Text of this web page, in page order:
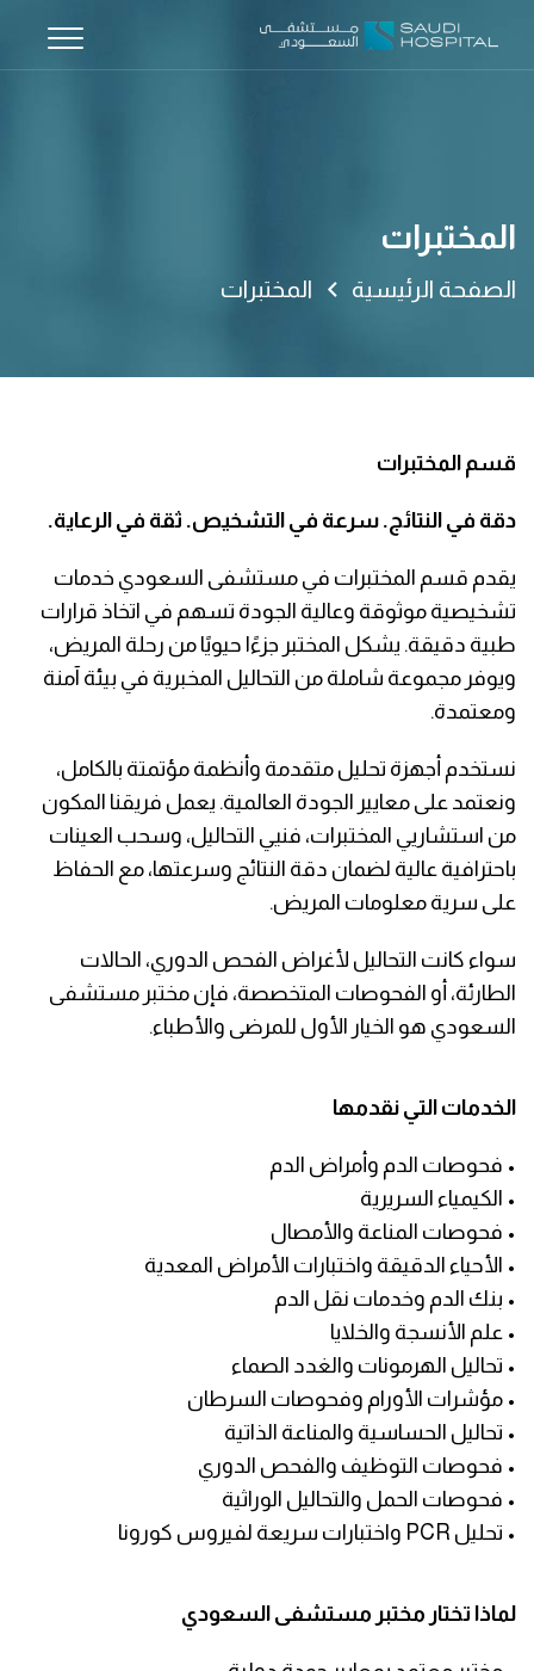
المختبرات
الصفحة الرئيسية المختبرات
قسم المختبرات
دقة في النتائج. سرعة في التشخيص. ثقة في الرعاية.
يقدم قسم المختبرات في مستشفى السعودي خدمات
تشخيصية موثوقة وعالية الجودة تسهم في اتخاذ قرارات
طبية دقيقة. يشكل المختبر جزءًا حيويًا من رحلة المريض،
ويوفر مجموعة شاملة من التحاليل المخبرية في بيئة آمنة
ومعتمدة.
نستخدم أجهزة تحليل متقدمة وأنظمة مؤتمتة بالكامل،
ونعتمد على معايير الجودة العالمية. يعمل فريقنا المكون
من استشاريي المختبرات، فنيي التحاليل، وسحب العينات
باحترافية عالية لضمان دقة النتائج وسرعتها، مع الحفاظ
على سرية معلومات المريض.
سواء كانت التحاليل لأغراض الفحص الدوري، الحالات
الطارئة، أو الفحوصات المتخصصة، فإن مختبر مستشفى
السعودي هو الخيار الأول للمرضى والأطباء.
الخدمات التي نقدمها
• فحوصات الدم وأمراض الدم
• الكيمياء السريرية
• فحوصات المناعة والأمصال
• الأحياء الدقيقة واختبارات الأمراض المعدية
• بنك الدم وخدمات نقل الدم
• علم الأنسجة والخلايا
• تحاليل الهرمونات والغدد الصماء
• مؤشرات الأورام وفحوصات السرطان
• تحاليل الحساسية والمناعة الذاتية
• فحوصات التوظيف والفحص الدوري
• فحوصات الحمل والتحاليل الوراثية
• تحليل PCR واختبارات سريعة لفيروس كورونا
لماذا تختار مختبر مستشفى السعودي